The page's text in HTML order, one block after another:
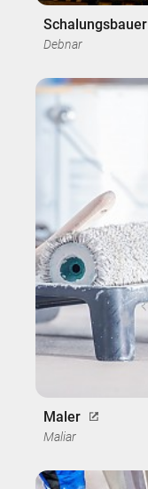
Schalungsbauer
Debnar
Maler
Maliar